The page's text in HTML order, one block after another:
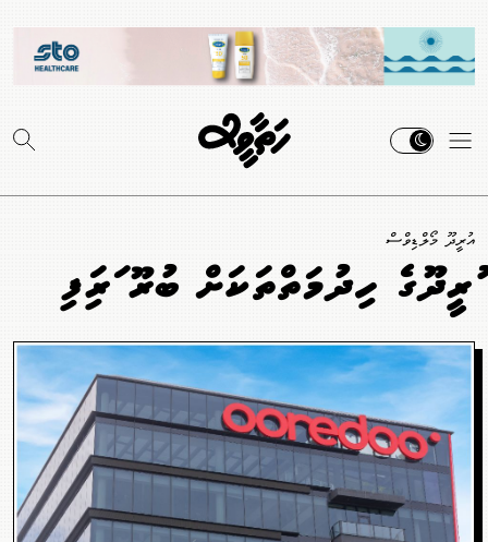
އުރީދޫ މޯލްޑިވްސް
އުރީދޫގެ ހިދުމަތްތަކަށް ބުރޫ އަރައިފި